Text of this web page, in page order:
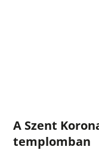
A Szent
templomban